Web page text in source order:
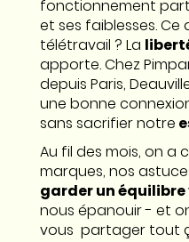
fonctionnement
et ses faiblesses. Ce
télétravail ? La
apporte. Chez
depuis Paris,
une bonne
sans sacrifier notre
Au fil des mois, on a
marques, nos
garder un équilibre
nous épanouir - et
vous partager tout